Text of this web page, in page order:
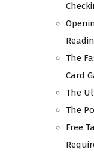
The
Card
The
The
Free